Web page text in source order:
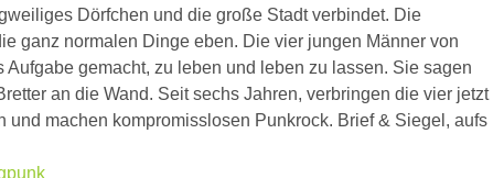
Dörfchen und die große Stadt verbindet. Die
ganz normalen Dinge eben. Die vier jungen Männer von
Aufgabe gemacht, zu leben und leben zu lassen. Sie sagen
an die Wand. Seit sechs Jahren, verbringen die vier jetzt
und machen kompromisslosen Punkrock. Brief & Siegel, aufs